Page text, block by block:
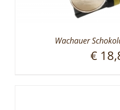
Wachauer
€